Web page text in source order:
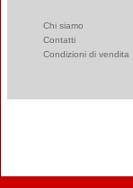
Chi siamo
Contatti
Condizioni di vendita